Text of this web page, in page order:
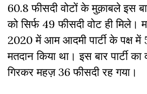
60.8 फीसदी वोटों के मुक़ाबले इस
को सिर्फ 49 फीसदी वोट ही मिले।
2020 में आम आदमी पार्टी के पक्ष में
मतदान किया था। इस बार पार्टी
गिरकर महज़ 36 फीसदी रह गया।